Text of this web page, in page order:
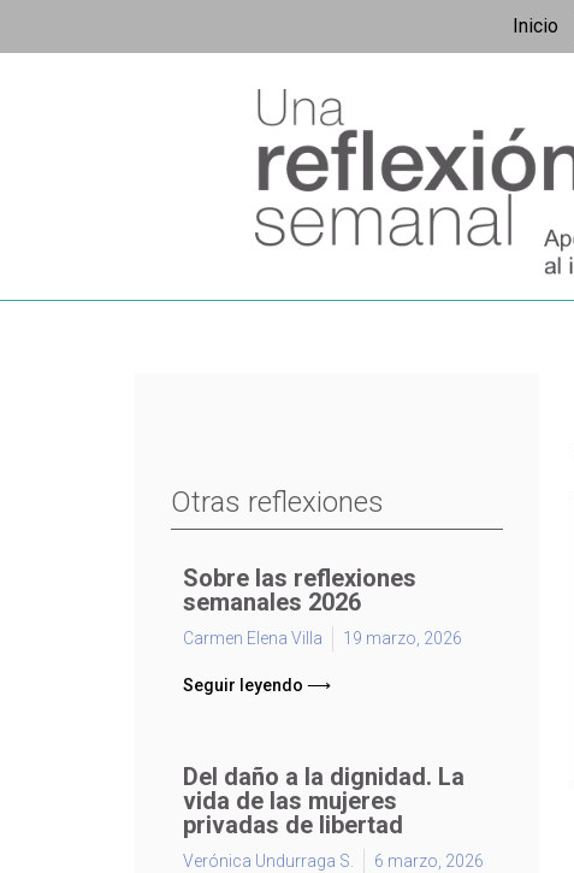
Inicio
Otras reflexiones
Sobre las reflexiones
semanales 2026
Carmen Elena Villa 19 marzo, 2026
Seguir leyendo ⟶
Del daño a la dignidad. La
vida de las mujeres
privadas de libertad
Verónica Undurraga S. 6 marzo, 2026